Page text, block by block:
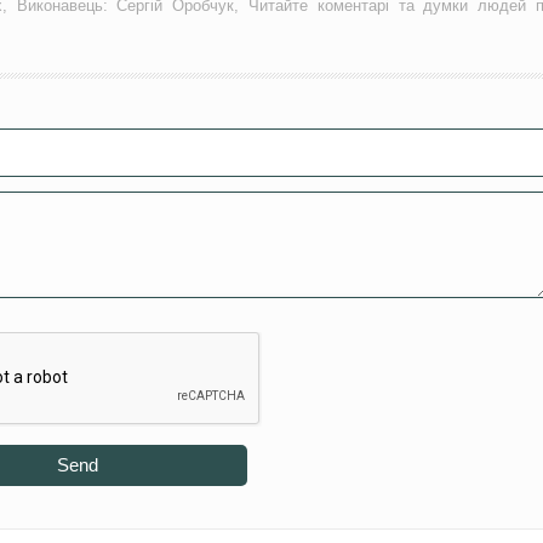
Виконавець: Сергій Оробчук, Читайте коментарі та думки людей
Send